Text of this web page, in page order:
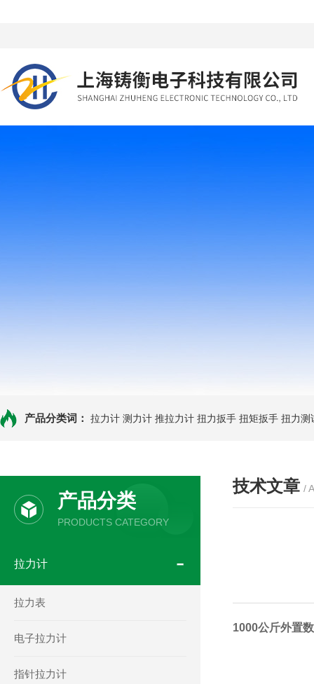
产品分类词： 拉力计 测力计 推拉力计 扭力扳手 扭矩扳手 扭力测
产品分类
PRODUCTS CATEGORY
拉力计
拉力表
电子拉力计
指针拉力计
技术文章 /
1000公斤外置